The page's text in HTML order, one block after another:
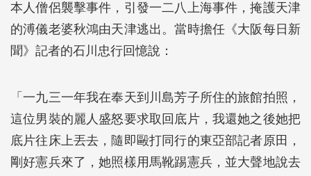
本人僧侶襲擊事件，引發一二八上海事件，掩護天津
的溥儀老婆秋鴻由天津逃出。當時擔任《大阪每日新
聞》記者的石川忠行回憶說：
「一九三一年我在奉天到川島芳子所住的旅館拍照，
這位男裝的麗人盛怒要求取回底片，我還她之後她把
底片往床上丟去，隨即毆打同行的東亞部記者原田，
剛好憲兵來了，她照樣用馬靴踢憲兵，並大聲地說去